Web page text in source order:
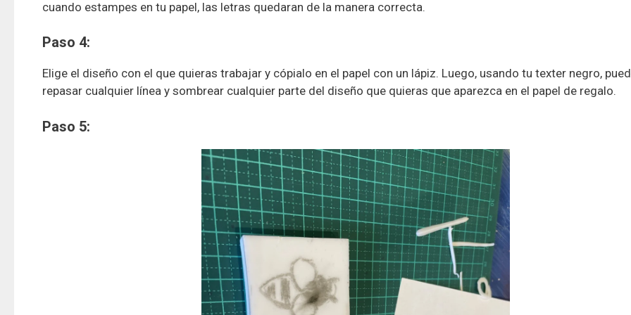
cuando estampes en tu papel, las letras quedaran de la manera correcta.
Paso 4:
Elige el diseño con el que quieras trabajar y cópialo en el papel con un lápiz. Luego, usando tu texter negro,
repasar cualquier línea y sombrear cualquier parte del diseño que quieras que aparezca en el papel de regalo.
Paso 5: